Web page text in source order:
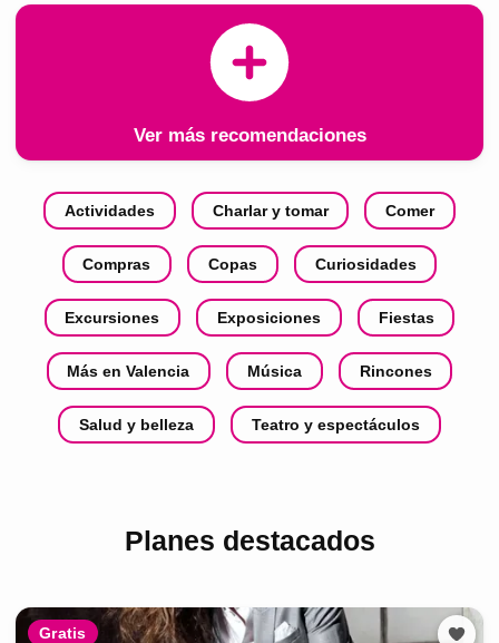
Ver más recomendaciones
Actividades Charlar y tomar Comer
Compras Copas Curiosidades
Excursiones Exposiciones Fiestas
Más en Valencia Música Rincones
Salud y belleza Teatro y espectáculos
Planes destacados
Gratis